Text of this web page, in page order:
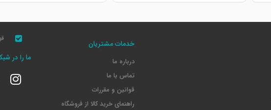
خدمات مشتریان
درباره ما
تماس با ما
قوانین و مقررات
راهنمای خرید کالا از فروشگاه
ما را در